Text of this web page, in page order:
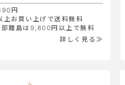
円
お買い上げで送料無料
離島は9,800円以上で無料
詳しく見る≫